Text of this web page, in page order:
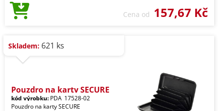
Cena od 157,67 Kč
Skladem: 621 ks
Pouzdro na karty SECURE
kód výrobku: PDA_17528-02
Pouzdro na karty SECURE